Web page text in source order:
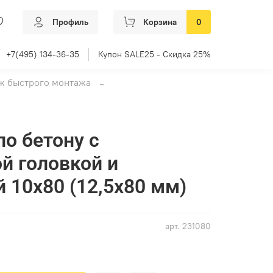
Профиль Корзина 0
+7(495) 134-36-35 Купон SALE25 - Скидка 25%
быстрого монтажа
арт. 231080
бетону с
головкой и
10х80 (12,5х80 мм)